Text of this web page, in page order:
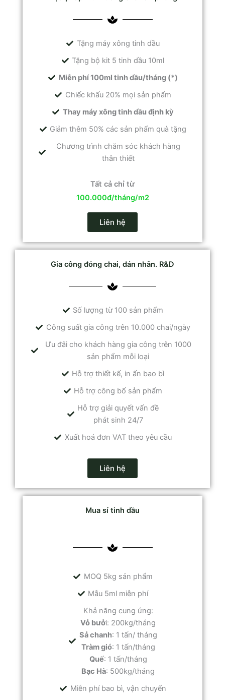
Tặng máy xông tinh dầu
Tặng bộ kit 5 tinh dầu 10ml
Miễn phí 100ml tinh dầu/tháng (*)
Chiếc khấu 20% mọi sản phẩm
Thay máy xông tinh dầu định kỳ
Giảm thêm 50% các sản phẩm quà tặng
Chương trình chăm sóc khách hàng
thân thiết
Tất cả chỉ từ
100.000đ/tháng/m2
Liên hệ
Gia công đóng chai, dán nhãn. R&D
Số lượng từ 100 sản phẩm
Công suất gia công trên 10.000 chai/ngày
Ưu đãi cho khách hàng gia công trên 1000
sản phẩm mỗi loại
Hỗ trợ thiết kế, in ấn bao bì
Hỗ trợ công bố sản phẩm
Hỗ trợ giải quyết vấn đề
phát sinh 24/7
Xuất hoá đơn VAT theo yêu cầu
Liên hệ
Mua sỉ tinh dầu
MOQ 5kg sản phẩm
Mẫu 5ml miễn phí
Khả năng cung ứng:
Vỏ bưởi: 200kg/tháng
Sả chanh: 1 tấn/ tháng
Tràm gió: 1 tấn/tháng
Quế: 1 tấn/tháng
Bạc Hà: 500kg/tháng
Miễn phí bao bì, vận chuyển